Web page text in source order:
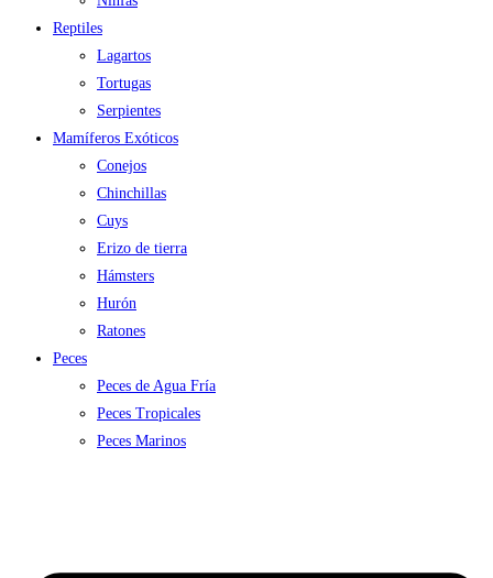
Reptiles
Lagartos
Tortugas
Serpientes
Mamíferos Exóticos
Conejos
Chinchillas
Cuys
Erizo de tierra
Hámsters
Hurón
Ratones
Peces
Peces de Agua Fría
Peces Tropicales
Peces Marinos